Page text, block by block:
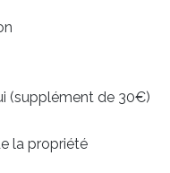
(supplément de 30€)
la propriété